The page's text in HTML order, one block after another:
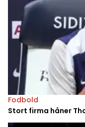
Fodbold
Stort firma håner